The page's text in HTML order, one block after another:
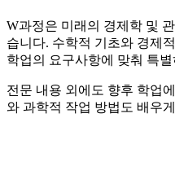
W과정은 미래의 경제학 및
습니다. 수학적 기초와 경제
학업의 요구사항에 맞춰 특별
전문 내용 외에도 향후 학업
와 과학적 작업 방법도 배우